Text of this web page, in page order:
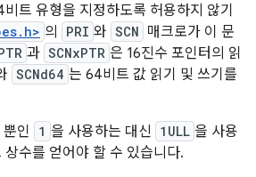
트 유형을 지정하도록 허용하지 않기
의 PRI 와 SCN 매크로가 이 문
과 SCNxPTR 은 16진수 포인터의 읽
SCNd64 는 64비트 값 읽기 및 쓰기를
인
1 을 사용하는 대신 1ULL 을 사용
수를 얻어야 할 수 있습니다.